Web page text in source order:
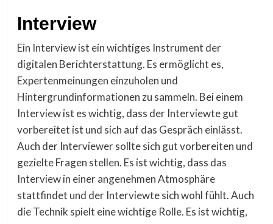
Interview
Ein Interview ist ein wichtiges Instrument der
digitalen Berichterstattung. Es ermöglicht es,
Expertenmeinungen einzuholen und
Hintergrundinformationen zu sammeln. Bei einem
Interview ist es wichtig, dass der Interviewte gut
vorbereitet ist und sich auf das Gespräch einlässt.
Auch der Interviewer sollte sich gut vorbereiten und
gezielte Fragen stellen. Es ist wichtig, dass das
Interview in einer angenehmen Atmosphäre
stattfindet und der Interviewte sich wohl fühlt. Auch
die Technik spielt eine wichtige Rolle. Es ist wichtig,